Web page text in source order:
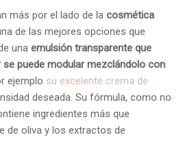
más por el lado de la cosmética
de las mejores opciones que
una emulsión transparente que
puede modular mezclándolo con
ejemplo su excelente crema de
deseada. Su fórmula, como no
ingredientes más que
de oliva y los extractos de